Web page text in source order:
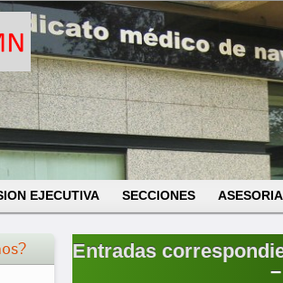
EJECUTIVA SECCIONES
Entradas